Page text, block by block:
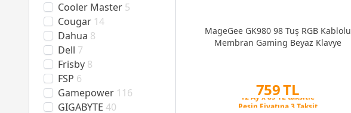
Cooler Master 5
Cougar 14
Dahua 8
Dell 7
Frisby 8
FSP 6
Gamepower 116
GIGABYTE 40
MageGee GK980 98 Tuş RGB Kablolu
Membran Gaming Beyaz Klavye
759 TL
Peşin Fiyatına 3 Taksit